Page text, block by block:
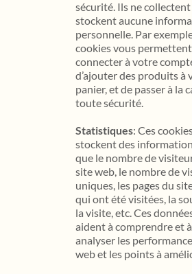
sécurité. Ils ne
stockent aucune
personnelle. Par
cookies vous
connecter à votre
d’ajouter des produits à
panier, et de passer à la
toute sécurité.
Statistiques: Ces
stockent des
que le nombre de
site web, le nombre de
uniques, les pages du
qui ont été visitées, la
la visite, etc. Ces
aident à comprendre et à
analyser les
web et les points à